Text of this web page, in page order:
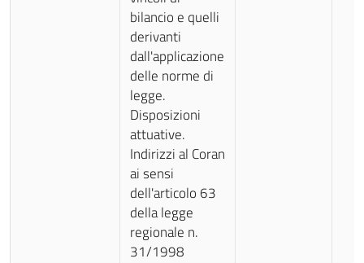
bilancio e quelli
derivanti
dall'applicazione
delle norme di
legge.
Disposizioni
attuative.
Indirizzi al Coran
ai sensi
dell'articolo 63
della legge
regionale n.
31/1998